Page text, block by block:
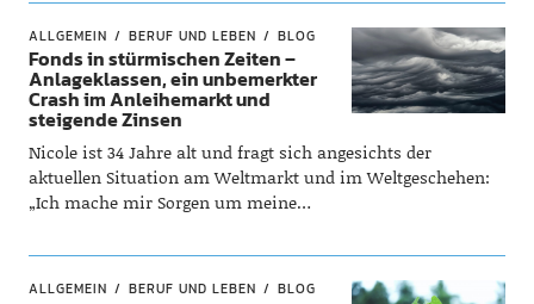
ALLGEMEIN BERUF UND LEBEN BLOG
Fonds in stürmischen Zeiten –
Anlageklassen, ein unbemerkter
Crash im Anleihemarkt und
steigende Zinsen
Nicole ist 34 Jahre alt und fragt sich angesichts der
aktuellen Situation am Weltmarkt und im Weltgeschehen:
„Ich mache mir Sorgen um meine…
ALLGEMEIN BERUF UND LEBEN BLOG